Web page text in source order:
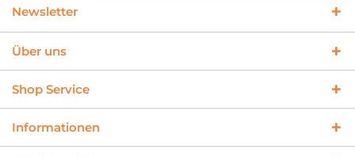
Newsletter
Über uns
Shop Service
Informationen